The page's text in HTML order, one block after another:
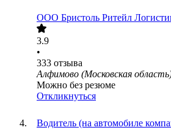
ООО Бристоль Ритейл
3.9
•
333 отзыва
Алфимово (Московская
Можно без резюме
Откликнуться
Водитель (на автомобиле